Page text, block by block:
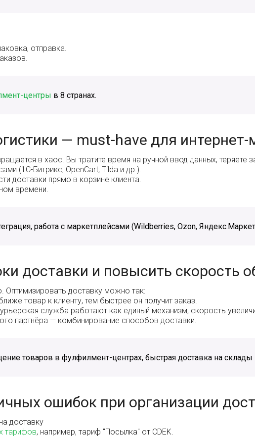
отправка.
центры в 8 странах.
— must-have для интернет-
в хаос. Вы тратите время на ручной ввод данных, теряете
(1C-Битрикс, OpenCart, Tilda и др.).
доставки прямо в корзине клиента.
времени.
работа с маркетплейсами (Wildberries, Ozon,
доставки и повысить скорость
Оптимизировать доставку можно так:
товар к клиенту, тем быстрее он получит заказ.
служба работают как единый механизм, скорость
партнёра — комбинирование способов доставки.
товаров в фулфилмент-центрах, быстрая доставка на склады
ошибок при организации
доставку
тарифов, например, тариф "Посылка" от CDEK.